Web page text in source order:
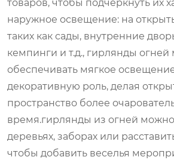
товаров, чтобы подчеркнуть их
наружное освещение: на
таких как сады, внутренние
кемпинги и т.д., гирлянды огней
обеспечивать мягкое
декоративную роль, делая
пространство более
время.гирлянды из огней можно
деревьях, заборах или
чтобы добавить веселья